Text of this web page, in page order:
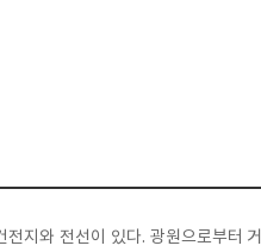
지와 전선이 있다. 광원으로부터